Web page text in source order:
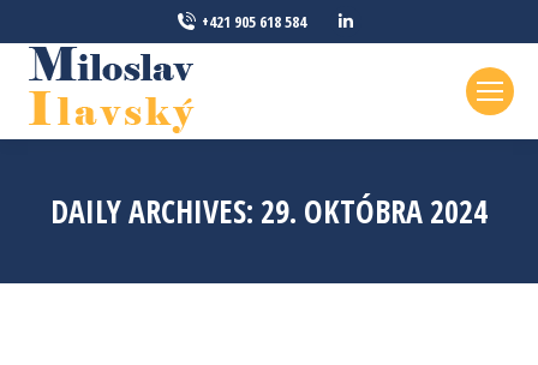
+421 905 618 584
new
DAILY ARCHIVES: 29. OKTÓBRA 2024